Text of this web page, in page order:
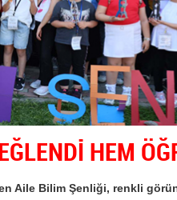
HEM
Aile Bilim Şenliği, renkli